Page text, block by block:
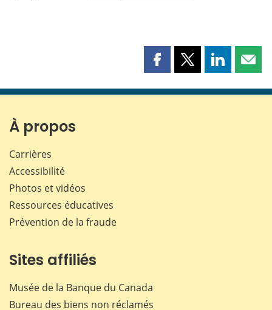
Partager
page
Partager
page
Partager
page page
À propos
Carrières
Accessibilité
Photos et vidéos
Ressources éducatives
Prévention de la fraude
Sites affiliés
Musée de la Banque du Canada
Bureau des biens non réclamés